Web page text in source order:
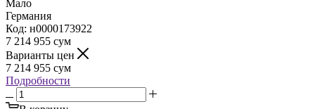
Мало
Германия
Код: н0000173922
7 214 955 сум
Варианты цен
7 214 955 сум
Подробности